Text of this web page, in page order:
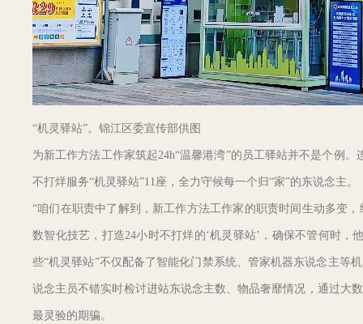
“机灵驿站”。锦江区委宣传部供图
为新工作方法工作家筑起24h“温馨港湾”的员工驿站并不是个例
不打烊服务“机灵驿站”11座，全力守候每一个归“家”的东说念主。
“咱们在职责中了解到，新工作方法工作家的职责时间生动多变
数智化技艺，打造24小时不打烊的‘机灵驿站’，确保不管何时
些“机灵驿站”不仅配备了智能化门禁系统、管家机器东说念主等
说念主员不错实时检讨进站东说念主数、物品奢靡情况，通过大
最灵验的期骗。